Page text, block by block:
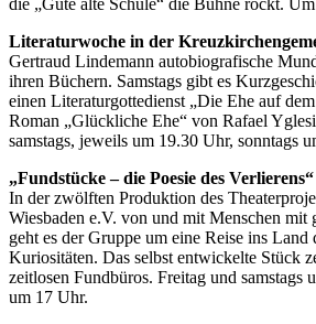
die „Gute alte Schule“ die Bühne rockt.
Literaturwoche in der
Gertraud Lindemann autobiografische
ihren Büchern. Samstags gibt es
einen Literaturgottedienst „Die Ehe auf
Roman „Glückliche Ehe“ von Rafael
samstags, jeweils um 19.30 Uhr, sonntags
„Fundstücke – die Poesie des
In der zwölften Produktion des
Wiesbaden e.V. von und mit Menschen mit
geht es der Gruppe um eine Reise ins Land
Kuriositäten. Das selbst entwickelte Stück
zeitlosen Fundbüros. Freitag und samstags
um 17 Uhr.